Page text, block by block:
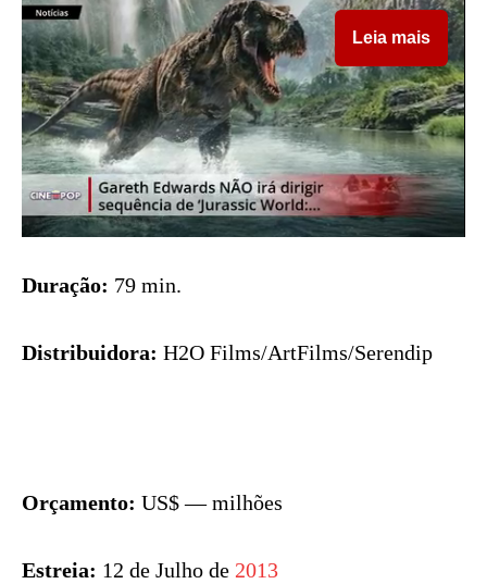
Leia mais
Duração: 79 min.
Distribuidora: H2O Films/ArtFilms/Serendip
Orçamento: US$ — milhões
Estreia: 12 de Julho de 2013